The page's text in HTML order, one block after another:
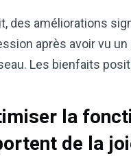
des améliorations
après avoir vu
Les bienfaits
la
de la